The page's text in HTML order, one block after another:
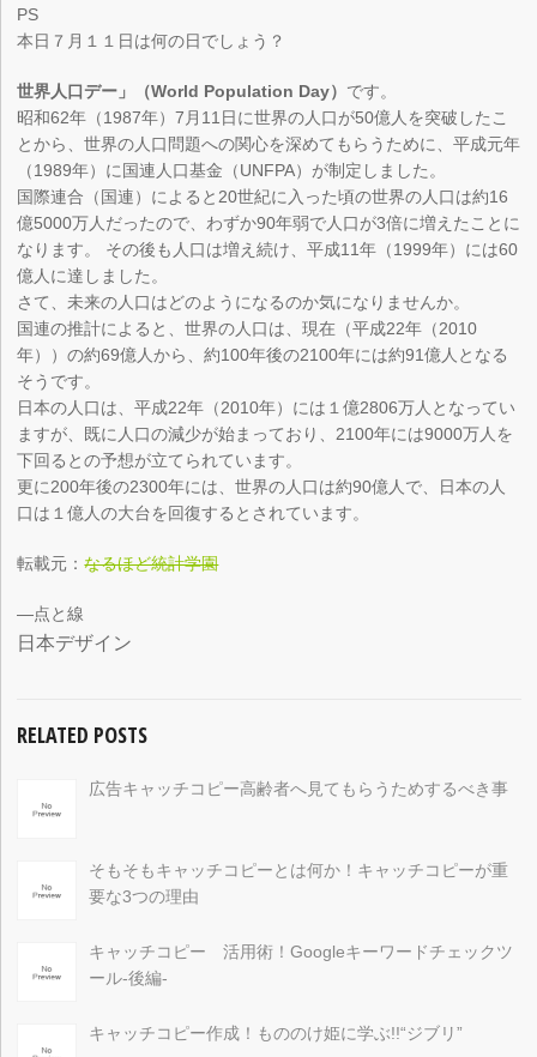
PS
本日７月１１日は何の日でしょう？
世界人口デー」（World Population Day） です。
昭和62年（1987年）7月11日に世界の人口が50億人を突破したこ
とから、世界の人口問題への関心を深めてもらうために、平成元年
（1989年）に国連人口基金（UNFPA）が制定しました。
国際連合（国連）によると20世紀に入った頃の世界の人口は約16
億5000万人だったので、わずか90年弱で人口が3倍に増えたことに
なります。 その後も人口は増え続け、平成11年（1999年）には60
億人に達しました。
さて、未来の人口はどのようになるのか気になりませんか。
国連の推計によると、世界の人口は、現在（平成22年（2010
年））の約69億人から、約100年後の2100年には約91億人となる
そうです。
日本の人口は、平成22年（2010年）には１億2806万人となってい
ますが、既に人口の減少が始まっており、2100年には9000万人を
下回るとの予想が立てられています。
更に200年後の2300年には、世界の人口は約90億人で、日本の人
口は１億人の大台を回復するとされています。
転載元：なるほど統計学園
—点と線
日本デザイン
RELATED POSTS
広告キャッチコピー高齢者へ見てもらうためするべき事
そもそもキャッチコピーとは何か！キャッチコピーが重
要な3つの理由
キャッチコピー 活用術！Googleキーワードチェックツ
ール‐後編‐
キャッチコピー作成！もののけ姫に学ぶ!!“ジブリ”